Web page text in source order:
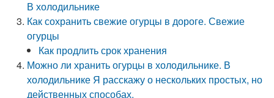
В холодильнике
Как сохранить свежие огурцы в дороге. Свежие
огурцы
Как продлить срок хранения
Можно ли хранить огурцы в холодильнике. В
холодильнике Я расскажу о нескольких простых, но
действенных способах.